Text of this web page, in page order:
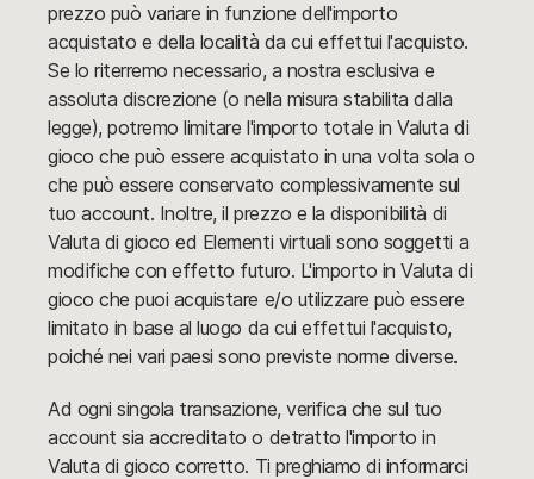
prezzo può variare in funzione dell'importo
acquistato e della località da cui effettui l'acquisto.
Se lo riterremo necessario, a nostra esclusiva e
assoluta discrezione (o nella misura stabilita dalla
legge), potremo limitare l'importo totale in Valuta di
gioco che può essere acquistato in una volta sola o
che può essere conservato complessivamente sul
tuo account. Inoltre, il prezzo e la disponibilità di
Valuta di gioco ed Elementi virtuali sono soggetti a
modifiche con effetto futuro. L'importo in Valuta di
gioco che puoi acquistare e/o utilizzare può essere
limitato in base al luogo da cui effettui l'acquisto,
poiché nei vari paesi sono previste norme diverse.
Ad ogni singola transazione, verifica che sul tuo
account sia accreditato o detratto l'importo in
Valuta di gioco corretto. Ti preghiamo di informarci